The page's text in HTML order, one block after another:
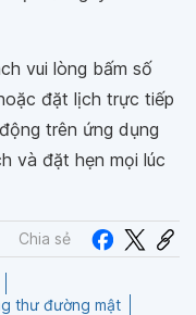
vui lòng bấm số
đặt lịch trực tiếp
trên ứng dụng
và đặt hẹn mọi lúc
Chia sẻ
thư đường mật